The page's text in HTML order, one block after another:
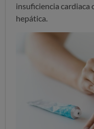
insuficiencia cardiaca
hepática.